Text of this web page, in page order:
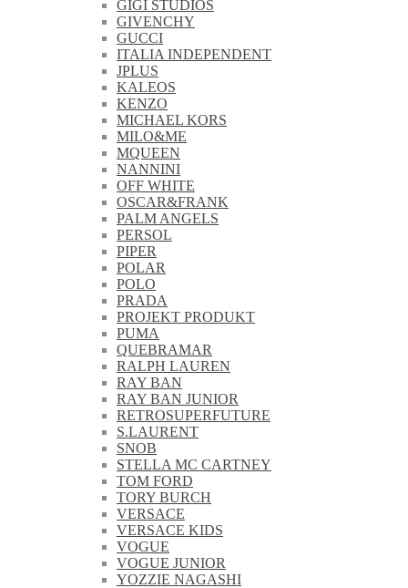
GIGI STUDIOS
GIVENCHY
GUCCI
ITALIA INDEPENDENT
JPLUS
KALEOS
KENZO
MICHAEL KORS
MILO&ME
MQUEEN
NANNINI
OFF WHITE
OSCAR&FRANK
PALM ANGELS
PERSOL
PIPER
POLAR
POLO
PRADA
PROJEKT PRODUKT
PUMA
QUEBRAMAR
RALPH LAUREN
RAY BAN
RAY BAN JUNIOR
RETROSUPERFUTURE
S.LAURENT
SNOB
STELLA MC CARTNEY
TOM FORD
TORY BURCH
VERSACE
VERSACE KIDS
VOGUE
VOGUE JUNIOR
YOZZIE NAGASHI